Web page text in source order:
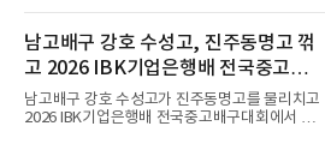
솔이 하이원리조트 여자오픈에 나설 때 서교림
은 LPGA 에비앙 챔피언십에, 서교림
대형 유망주로 기대를 모았던 투수 심준석에 이
어, 빅리그 경력을 지닌 내외야수 배지환까지 연
달아 뉴욕 메츠 산하 마이너리그에서 방출 통보
를 받는 아픔을 겪었다. 두 선수의 동반 이탈은
메츠 구단이 유독 한국 선수들에게 '기회의 땅'이
아닌 '무덤'처럼 작용하고 있음을 방증하고 있다.
고교 시절 시속 160km에 달하는 강속구로 큰 스
남고배구 강호 수성고, 진주동명고 꺾
고 2026 IBK기업은행배 전국중고배
구대회 4강 진출
남고배구 강호 수성고가 진주동명고를 물리치고
2026 IBK기업은행배 전국중고배구대회에서 18